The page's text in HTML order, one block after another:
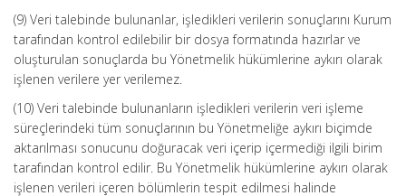
(9) Veri talebinde bulunanlar, işledikleri verilerin sonuçlarını Kurum
tarafından kontrol edilebilir bir dosya formatında hazırlar ve
oluşturulan sonuçlarda bu Yönetmelik hükümlerine aykırı olarak
işlenen verilere yer verilemez.
(10) Veri talebinde bulunanların işledikleri verilerin veri işleme
süreçlerindeki tüm sonuçlarının bu Yönetmeliğe aykırı biçimde
aktarılması sonucunu doğuracak veri içerip içermediği ilgili birim
tarafından kontrol edilir. Bu Yönetmelik hükümlerine aykırı olarak
işlenen verileri içeren bölümlerin tespit edilmesi halinde